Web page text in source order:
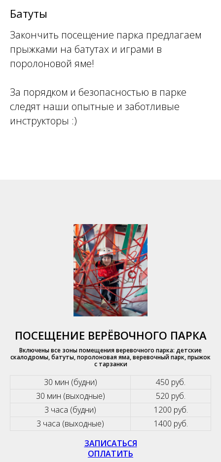
Батуты
Закончить посещение парка предлагаем
прыжками на батутах и играми в
поролоновой яме!
За порядком и безопасностью в парке
следят наши опытные и заботливые
инструкторы :)
ПОСЕЩЕНИЕ ВЕРЁВОЧНОГО ПАРКА
Включены все зоны помещения веревочного парка: детские
скалодромы, батуты, поролоновая яма, веревочный парк, прыжок
с тарзанки
30 мин (будни)
450 руб.
30 мин (выходные)
520 руб.
3 часа (будни)
1200 руб.
3 часа (выходные)
1400 руб.
ЗАПИСАТЬСЯ
ОПЛАТИТЬ